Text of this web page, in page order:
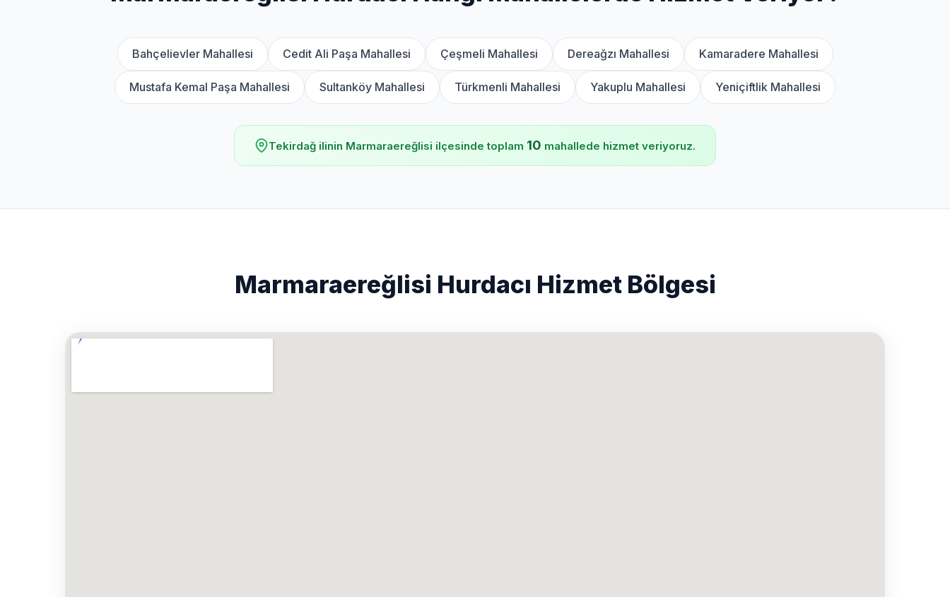
Bahçelievler Mahallesi Cedit Ali Paşa Mahallesi Çeşmeli Mahallesi Dereağzı Mahallesi Kamaradere Mahallesi
Mustafa Kemal Paşa Mahallesi Sultanköy Mahallesi Türkmenli Mahallesi Yakuplu Mahallesi Yeniçiftlik Mahallesi
Tekirdağ ilinin Marmaraereğlisi ilçesinde toplam 10 mahallede hizmet veriyoruz.
Marmaraereğlisi Hurdacı Hizmet Bölgesi